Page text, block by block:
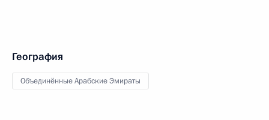
География
Объединённые Арабские Эмираты